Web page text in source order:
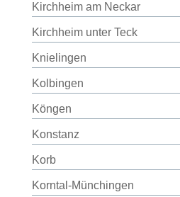
Kirchheim am Neckar
Kirchheim unter Teck
Knielingen
Kolbingen
Köngen
Konstanz
Korb
Korntal-Münchingen